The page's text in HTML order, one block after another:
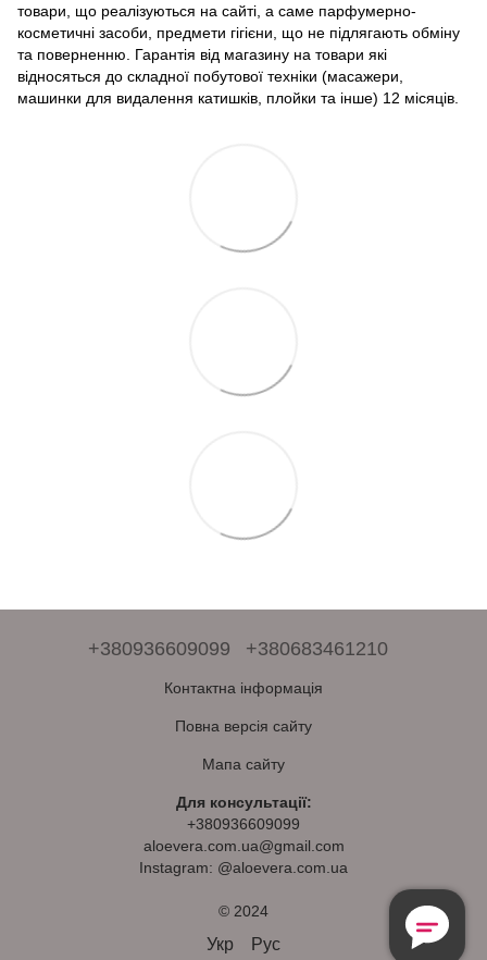
товари, що реалізуються на сайті, а саме парфумерно-
косметичні засоби, предмети гігієни, що не підлягають обміну
та поверненню. Гарантія від магазину на товари які
відносяться до складної побутової техніки (масажери,
машинки для видалення катишків, плойки та інше) 12 місяців.
+380936609099 +380683461210
Контактна інформація
Повна версія сайту
Мапа сайту
Для консультації:
+380936609099
aloevera.com.ua@gmail.com
Instagram: @aloevera.com.ua
© 2024
Укр Рус
Безкоштовна
Консультація